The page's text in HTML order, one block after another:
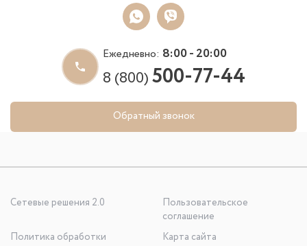
Ежедневно: 8:00 - 20:00
8 (800)500-77-44
Обратный звонок
Сетевые решения 2.0
Пользовательское
соглашение
Политика обработки
Карта сайта